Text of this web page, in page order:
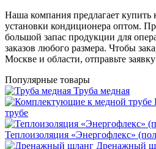
Наша компания предлагает
установки кондиционера оптом.
большой запас продукции для
заказов любого размера. Чтобы
Москве и области, отправьте
Популярные товары
Труба медная
трубе
Теплоизоляция «Энергофлекс»
Дренажный